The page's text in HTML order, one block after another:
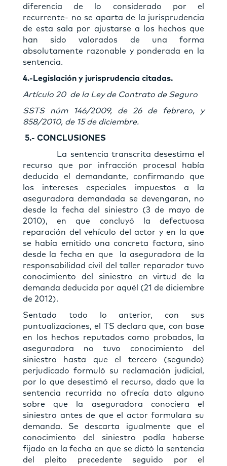
diferencia de lo considerado por el
recurrente- no se aparta de la jurisprudencia
de esta sala por ajustarse a los hechos que
han sido valorados de una forma
absolutamente razonable y ponderada en la
sentencia.
4.-Legislación y jurisprudencia citadas.
Artículo 20 de la Ley de Contrato de Seguro
SSTS núm 146/2009, de 26 de febrero, y
858/2010, de 15 de diciembre.
5.- CONCLUSIONES
La sentencia transcrita desestima el
recurso que por infracción procesal había
deducido el demandante, confirmando que
los intereses especiales impuestos a la
aseguradora demandada se devengaran, no
desde la fecha del siniestro (3 de mayo de
2010), en que concluyó la defectuosa
reparación del vehículo del actor y en la que
se había emitido una concreta factura, sino
desde la fecha en que la aseguradora de la
responsabilidad civil del taller reparador tuvo
conocimiento del siniestro en virtud de la
demanda deducida por aquél (21 de diciembre
de 2012).
Sentado todo lo anterior, con sus
puntualizaciones, el TS declara que, con base
en los hechos reputados como probados, la
aseguradora no tuvo conocimiento del
siniestro hasta que el tercero (segundo)
perjudicado formuló su reclamación judicial,
por lo que desestimó el recurso, dado que la
sentencia recurrida no ofrecía dato alguno
sobre que la aseguradora conociera el
siniestro antes de que el actor formulara su
demanda. Se descarta igualmente que el
conocimiento del siniestro podía haberse
fijado en la fecha en que se dictó la sentencia
del pleito precedente seguido por el